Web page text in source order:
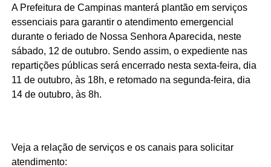
A Prefeitura de Campinas manterá plantão em serviços
essenciais para garantir o atendimento emergencial
durante o feriado de Nossa Senhora Aparecida, neste
sábado, 12 de outubro. Sendo assim, o expediente nas
repartições públicas será encerrado nesta sexta-feira, dia
11 de outubro, às 18h, e retomado na segunda-feira, dia
14 de outubro, às 8h.
Veja a relação de serviços e os canais para solicitar
atendimento: